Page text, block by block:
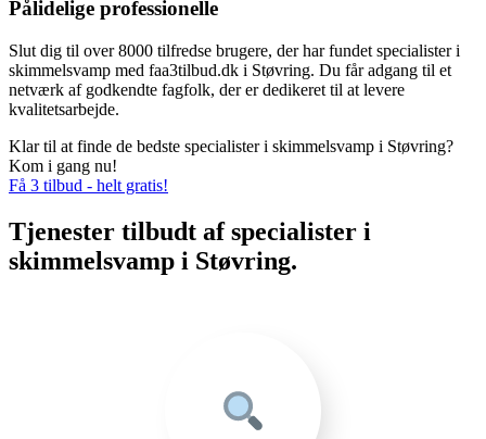
Pålidelige professionelle
Slut dig til over 8000 tilfredse brugere, der har fundet specialister i
skimmelsvamp med faa3tilbud.dk i Støvring. Du får adgang til et
netværk af godkendte fagfolk, der er dedikeret til at levere
kvalitetsarbejde.
Klar til at finde de bedste specialister i skimmelsvamp i Støvring?
Kom i gang nu!
Få 3 tilbud - helt gratis!
Tjenester tilbudt af specialister i
skimmelsvamp i Støvring.